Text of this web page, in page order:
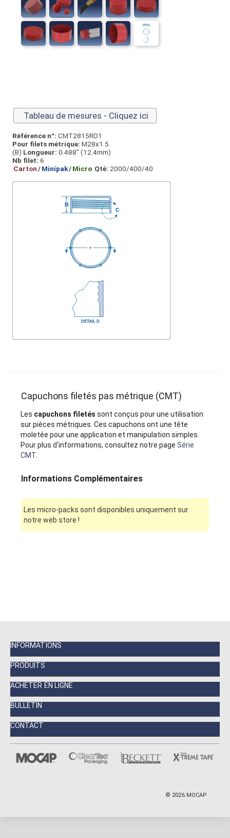
Tableau de mesures - Cliquez ici
Référence n°: CMT2815RD1
Pour filets métrique: M28x1.5
(B) Longueur: 0.488” (12.4mm)
Nb filet: 6
Carton/Minipak/Micro Qté: 2000/400/40
Capuchons filetés pas métrique (CMT)
Les capuchons filetés sont conçus pour une utilisation
sur pièces métriques. Ces capuchons ont une tête
moletée pour une application et manipulation simples.
Pour plus d'informations, consultez notre pageSérie
CMT
Informations Complémentaires
Les micro-packs sont disponibles uniquement sur
notre web store !
INFORMATIONS
PRODUITS
ACHETER EN LIGNE
BULLETIN
CONTACT
© 2026 MOCAP